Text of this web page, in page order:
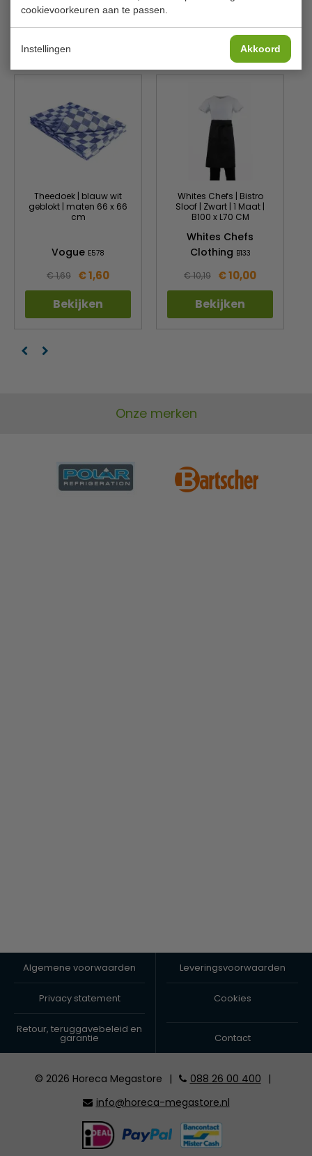
cookievoorkeuren aan te passen.
Instellingen Akkoord
Gewicht
5 kilo
Gerelateerde producten
Theedoek | blauw wit
geblokt | maten 66 x 66
cm
Vogue E578
€ 1,69 € 1,60
Bekijken
Whites Chefs | Bistro
Sloof | Zwart | 1 Maat |
B100 x L70 CM
Whites Chefs
Clothing B133
€ 10,19 € 10,00
Bekijken
Onze merken
Algemene voorwaarden Leveringsvoorwaarden
Privacy statement Cookies
Retour, teruggavebeleid en
garantie Contact
© 2026 Horeca Megastore | 088 26 00 400
|
info@horeca-megastore.nl